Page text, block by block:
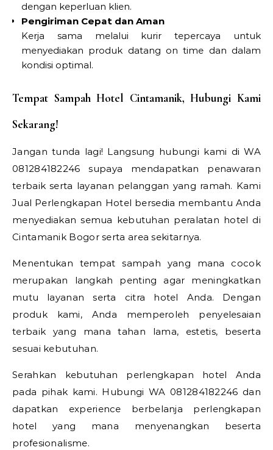
dengan keperluan klien.
Pengiriman Cepat dan Aman
Kerja sama melalui kurir tepercaya untuk
menyediakan produk datang on time dan dalam
kondisi optimal.
Tempat Sampah Hotel Cintamanik, Hubungi Kami
Sekarang!
Jangan tunda lagi! Langsung hubungi kami di WA
081284182246 supaya mendapatkan penawaran
terbaik serta layanan pelanggan yang ramah. Kami
Jual Perlengkapan Hotel bersedia membantu Anda
menyediakan semua kebutuhan peralatan hotel di
Cintamanik Bogor serta area sekitarnya.
Menentukan tempat sampah yang mana cocok
merupakan langkah penting agar meningkatkan
mutu layanan serta citra hotel Anda. Dengan
produk kami, Anda memperoleh penyelesaian
terbaik yang mana tahan lama, estetis, beserta
sesuai kebutuhan.
Serahkan kebutuhan perlengkapan hotel Anda
pada pihak kami. Hubungi WA 081284182246 dan
dapatkan experience berbelanja perlengkapan
hotel yang mana menyenangkan beserta
profesionalisme.